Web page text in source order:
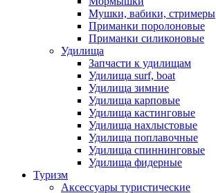
Мушки, вабики, стримеры
Приманки поролоновые
Приманки силиконовые
Удилища
Запчасти к удилищам
Удилища surf, boat
Удилища зимние
Удилища карповые
Удилища кастинговые
Удилища нахлыстовые
Удилища поплавочные
Удилища спиннинговые
Удилища фидерные
Туризм
Аксессуары туристические